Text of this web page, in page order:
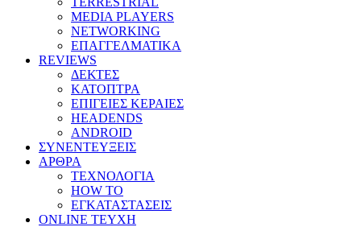
MEDIA PLAYERS
NETWORKING
ΕΠΑΓΓΕΛΜΑΤΙΚΑ
REVIEWS
ΔΕΚΤΕΣ
ΚΑΤΟΠΤΡΑ
ΕΠΙΓΕΙΕΣ ΚΕΡΑΙΕΣ
HEADENDS
ANDROID
ΣΥΝΕΝΤΕΥΞΕΙΣ
ΑΡΘΡΑ
ΤΕΧΝΟΛΟΓΙΑ
HOW TO
ΕΓΚΑΤΑΣΤΑΣΕΙΣ
ONLINE TEYXH